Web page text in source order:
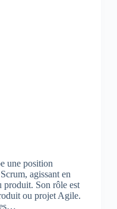
une position
agissant en
produit. Son rôle est
ou projet Agile.